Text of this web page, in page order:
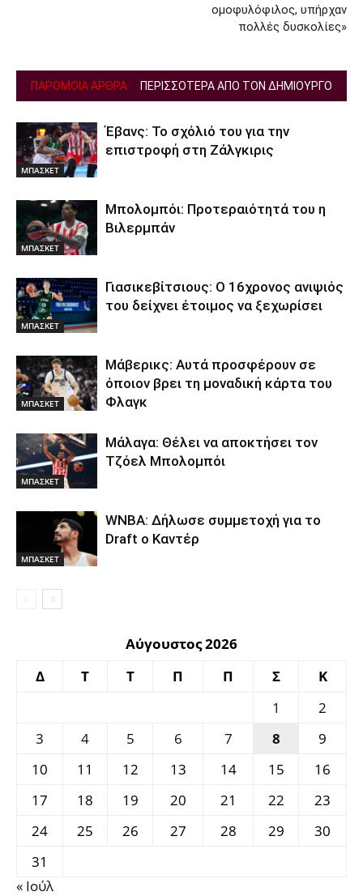
ομοφυλόφιλος, υπήρχαν
πολλές δυσκολίες»
ΠΑΡΟΜΟΙΑ ΑΡΘΡΑ ΠΕΡΙΣΣΟΤΕΡΑ ΑΠΟ ΤΟΝ ΔΗΜΙΟΥΡΓΟ
ΜΠΑΣΚΕΤ
Έβανς: Το σχόλιό του για την
επιστροφή στη Ζάλγκιρις
ΜΠΑΣΚΕΤ
Μπολομπόι: Προτεραιότητά του η
Βιλερμπάν
ΜΠΑΣΚΕΤ
Γιασικεβίτσιους: Ο 16χρονος ανιψιός
του δείχνει έτοιμος να ξεχωρίσει
ΜΠΑΣΚΕΤ
Μάβερικς: Αυτά προσφέρουν σε
όποιον βρει τη μοναδική κάρτα του
Φλαγκ
ΜΠΑΣΚΕΤ
Μάλαγα: Θέλει να αποκτήσει τον
Τζόελ Μπολομπόι
ΜΠΑΣΚΕΤ
WNBA: Δήλωσε συμμετοχή για το
Draft ο Καντέρ
Αύγουστος 2026
Δ
Τ Τ Π Π Σ
Κ
1
2
3
4 5 6 7 8
9
10
11 12 13 14 15
16
17
18 19 20 21 22
23
24
25 26 27 28 29
30
31
« Ιούλ